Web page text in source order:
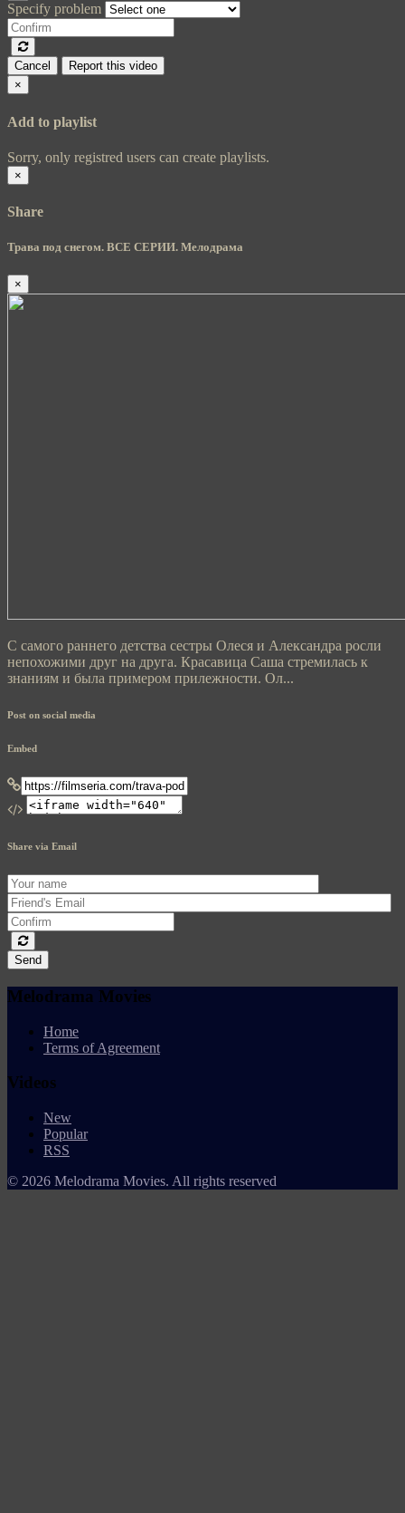
Specify problem
Cancel
Report this video
×
Add to playlist
Sorry, only registred users can create playlists.
×
Share
Трава под снегом. ВСЕ СЕРИИ. Мелодрама
×
С самого раннего детства сестры Олеся и Александра росли
непохожими друг на друга. Красавица Саша стремилась к
знаниям и была примером прилежности. Ол...
Post on social media
Embed
Share via Email
Send
Melodrama Movies
Home
Terms of Agreement
Videos
New
Popular
RSS
© 2026 Melodrama Movies. All rights reserved